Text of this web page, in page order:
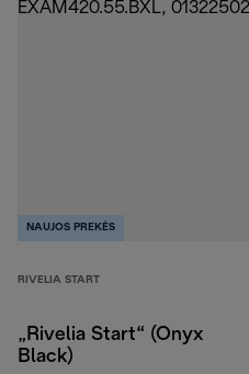
NAUJOS PREKĖS
RIVELIA START
„Rivelia Start“ (Onyx
Black)